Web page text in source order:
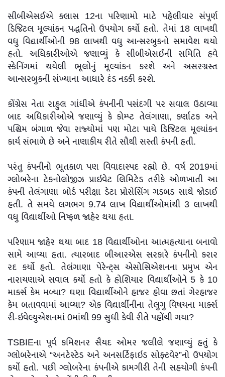
સીબીએસઈએ ક્લાસ 12ના પરિણામો માટે પહેલીવાર સંપૂર્ણ
ડિજિટલ મૂલ્યાંકન પદ્ધતિનો ઉપયોગ કર્યો હતો. તેમાં 18 લાખથી
વધુ વિદ્યાર્થીઓની 98 લાખથી વધુ આન્સરબુકનો સમાવેશ થયો
હતો. અધિકારીઓએ જણાવ્યું કે સીબીએસઈની સમિતિ હવે
સ્કેનિંગમાં થયેલી ભૂલોનું મૂલ્યાંકન કરશે અને અસરગ્રસ્ત
આન્સરબુકની સંખ્યાના આધારે દંડ નક્કી કરશે.
કોંગ્રેસ નેતા રાહુલ ગાંધીએ કંપનીની પસંદગી પર સવાલ ઉઠાવ્યા
બાદ અધિકારીઓએ જણાવ્યું કે કોમ્પ્ટ તેલંગાણા, કર્ણાટક અને
પશ્ચિમ બંગાળ જેવા રાજ્યોમાં પણ મોટા પાયે ડિજિટલ મૂલ્યાંકન
કાર્ય સંભાળે છે અને નાણાકીય રીતે સૌથી સસ્તી કંપની હતી.
પરંતુ કંપનીનો ભૂતકાળ પણ વિવાદાસ્પદ રહ્યો છે. વર્ષ 2019માં
ગ્લોબરેના ટેક્નોલોજીઝ પ્રાઇવેટ લિમિટેડ તરીકે ઓળખાતી આ
કંપની તેલંગાણા બોર્ડ પરીક્ષા ડેટા પ્રોસેસિંગ ગડબડ સાથે જોડાઈ
હતી. તે સમયે લગભગ 9.74 લાખ વિદ્યાર્થીઓમાંથી 3 લાખથી
વધુ વિદ્યાર્થીઓ નિષ્ફળ જાહેર થયા હતા.
પરિણામ જાહેર થયા બાદ 18 વિદ્યાર્થીઓના આત્મહત્યાના બનાવો
સામે આવ્યા હતા. ત્યારબાદ બીઆરએસ સરકારે કંપનીનો કરાર
રદ કર્યો હતો. તેલંગાણા પેરેન્ટ્સ એસોસિએશનના પ્રમુખ એન
નારાયણાએ સવાલ કર્યો હતો કે હોશિયાર વિદ્યાર્થીઓને 5 કે 10
માર્ક્સ કેમ મળ્યા? ઘણા વિદ્યાર્થીઓને હાજર હોવા છતાં ગેરહાજર
કેમ બતાવવામાં આવ્યા? એક વિદ્યાર્થીનીના તેલુગુ વિષયના માર્ક્સ
રી-ઇવેલ્યુએશનમાં 0માંથી 99 સુધી કેવી રીતે પહોંચી ગયા?
TSBIEના પૂર્વ કમિશનર સૈયદ ઓમર જલીલે જણાવ્યું હતું કે
ગ્લોબરેનાએ “અનટેસ્ટેડ અને અનસર્ટિફાઇડ સોફ્ટવેર”નો ઉપયોગ
કર્યો હતો. પછી ગ્લોબરેના કંપનીએ કામગીરી તેની સહયોગી કંપની